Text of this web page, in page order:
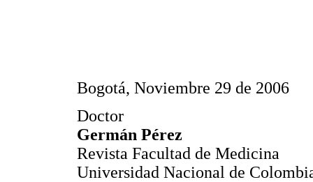
Bogotá, Noviembre 29 de 2006
Doctor
Germán Pérez
Revista Facultad de Medicina
Universidad Nacional de